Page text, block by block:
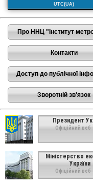
UTC(UA)
Про ННЦ "Інститут
Контакти
Доступ до публічної
Зворотній зв'язок
Президент
Офіційний
Міністерство
України
Офіційний